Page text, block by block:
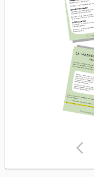
arrow_back_ios